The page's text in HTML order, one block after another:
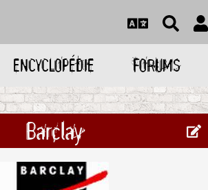
ENCYCLOPÉDIE FORUMS
Barclay